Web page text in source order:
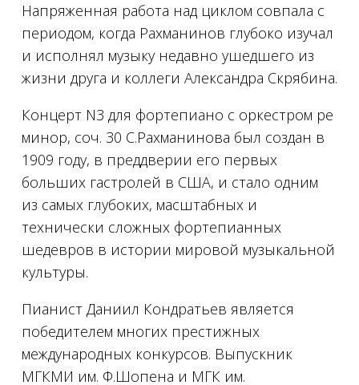
Напряженная работа над циклом совпала с
периодом, когда Рахманинов глубоко изучал
и исполнял музыку недавно ушедшего из
жизни друга и коллеги Александра Скрябина.
Концерт N3 для фортепиано с оркестром ре
минор, соч. 30 С.Рахманинова был создан в
1909 году, в преддверии его первых
больших гастролей в США, и стало одним
из самых глубоких, масштабных и
технически сложных фортепианных
шедевров в истории мировой музыкальной
культуры.
Пианист Даниил Кондратьев является
победителем многих престижных
международных конкурсов. Выпускник
МГКМИ им. Ф.Шопена и МГК им.